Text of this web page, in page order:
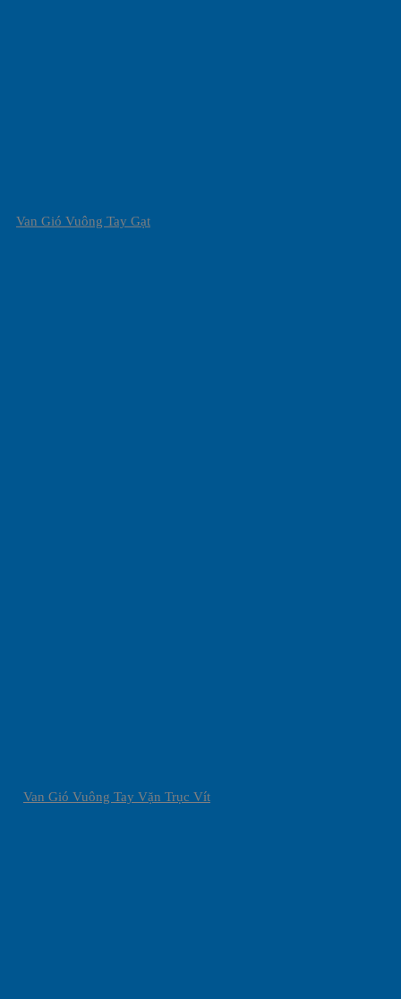
Van Gió Vuông Tay Gạt
Van Gió Vuông Tay Vặn Trục Vít